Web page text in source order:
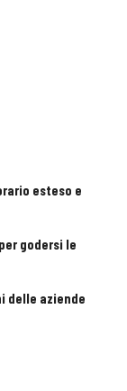
esteso e
godersi le
delle aziende